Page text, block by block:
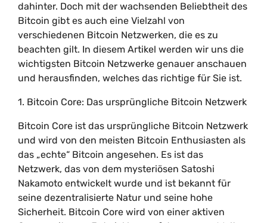
dahinter. Doch mit der wachsenden Beliebtheit des
Bitcoin gibt es auch eine Vielzahl von
verschiedenen Bitcoin Netzwerken, die es zu
beachten gilt. In diesem Artikel werden wir uns die
wichtigsten Bitcoin Netzwerke genauer anschauen
und herausfinden, welches das richtige für Sie ist.
1. Bitcoin Core: Das ursprüngliche Bitcoin Netzwerk
Bitcoin Core ist das ursprüngliche Bitcoin Netzwerk
und wird von den meisten Bitcoin Enthusiasten als
das „echte“ Bitcoin angesehen. Es ist das
Netzwerk, das von dem mysteriösen Satoshi
Nakamoto entwickelt wurde und ist bekannt für
seine dezentralisierte Natur und seine hohe
Sicherheit. Bitcoin Core wird von einer aktiven